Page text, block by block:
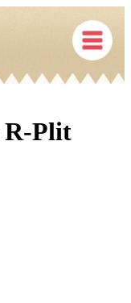
R-Plit